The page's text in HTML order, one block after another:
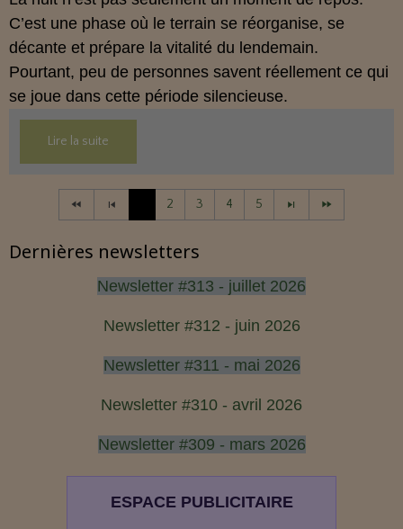
C’est une phase où le terrain se réorganise, se
décante et prépare la vitalité du lendemain.
Pourtant, peu de personnes savent réellement ce qui
se joue dans cette période silencieuse.
Lire la suite
2 3 4 5
Dernières newsletters
Newsletter #313 - juillet 2026
Newsletter #312 - juin 2026
Newsletter #311 - mai 2026
Newsletter #310 - avril 2026
Newsletter #309 - mars 2026
ESPACE PUBLICITAIRE